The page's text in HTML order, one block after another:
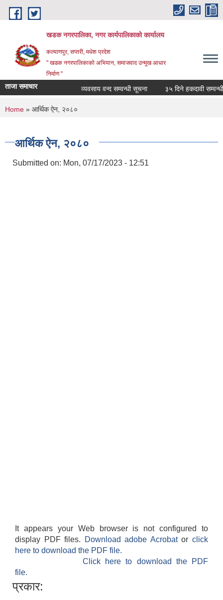
Skip to main content
खडक नगरपालिका, नगर कार्यपालिकाकाे कार्यालय
कल्याणपुर, सप्तरी, मधेश प्रदेश
" खडक नगरपालिकाको अभियान, समाजवाद उन्मुख आधार
निर्माण "
ताजा समाचार व्यवसाय वन्द सम्वन्धी सूचना ३५ दिने हकदावी सम्वन्धी
You are here
Home » आर्थिक ऐन, २०८०
आर्थिक ऐन, २०८०
Submitted on: Mon, 07/17/2023 - 12:51
It appears your Web browser is not configured to
display PDF files.
Download adobe Acrobatorclick
here to download the PDF file.
Click here to download the PDF
file.
प्रकार: